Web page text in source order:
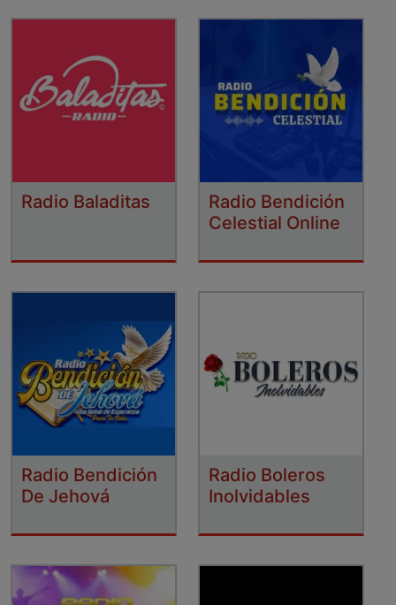
Radio Baladitas
Radio Bendición
Celestial Online
Radio Bendición
De Jehová
Radio Boleros
Inolvidables